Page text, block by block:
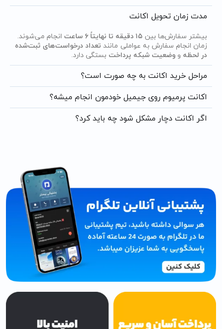
مدت زمان تحویل اکانت
بیشتر سفارش‌ها بین ۱۵ دقیقه تا نهایتاً ۶ ساعت
انجام می‌شوند.
زمان انجام سفارش به عواملی مانند تعداد درخواست‌های ثبت‌شده
در لحظه و وضعیت شبکه پرداخت بستگی دارد.
مراحل خرید اکانت به چه صورت است؟
اکانت پرمیوم روی جیمیل خودمون انجام میشه؟
اگر اکانت دچار مشکل شود چه باید کرد؟